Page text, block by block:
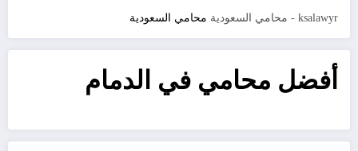
ksalawyr - محامي السعودية محامي السعودية
أفضل محامي في الدمام